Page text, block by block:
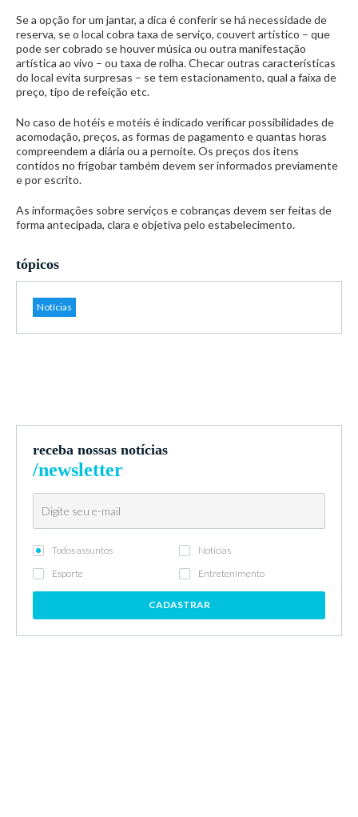
Se a opção for um jantar, a dica é conferir se há necessidade de
reserva, se o local cobra taxa de serviço, couvert artístico – que
pode ser cobrado se houver música ou outra manifestação
artística ao vivo – ou taxa de rolha. Checar outras características
do local evita surpresas – se tem estacionamento, qual a faixa de
preço, tipo de refeição etc.
No caso de hotéis e motéis é indicado verificar possibilidades de
acomodação, preços, as formas de pagamento e quantas horas
compreendem a diária ou a pernoite. Os preços dos itens
contidos no frigobar também devem ser informados previamente
e por escrito.
As informações sobre serviços e cobranças devem ser feitas de
forma antecipada, clara e objetiva pelo estabelecimento.
tópicos
Notícias
receba nossas notícias
/newsletter
Todos assuntos
Notícias
Esporte
Entretenimento
CADASTRAR